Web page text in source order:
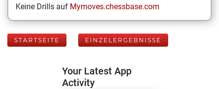
Keine Drills auf Mymoves.chessbase.com
STARTSEITE EINZELERGEBNISSE
Your Latest App
Activity